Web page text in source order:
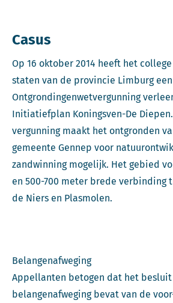
Casus
Op 16 oktober 2014 heeft het
staten van de provincie Limburg een
Ontgrondingenwetvergunning
Initiatiefplan Koningsven-De
vergunning maakt het ontgronden
gemeente Gennep voor
zandwinning mogelijk. Het gebied
en 500-700 meter brede verbinding
de Niers en Plasmolen.
Belangenafweging
Appellanten betogen dat het besluit
belangenafweging bevat van de